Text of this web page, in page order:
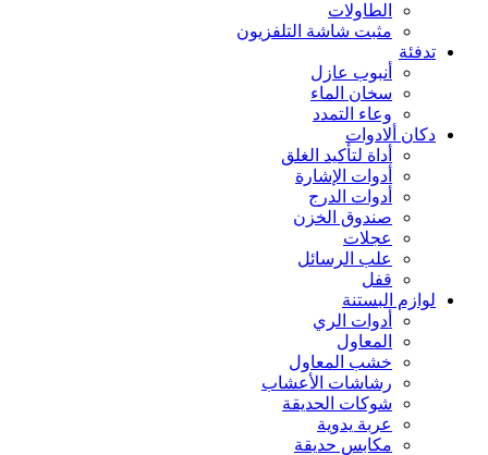
الطاولات
مثبت شاشة التلفزيون
تدفئة
أنبوب عازل
سخان الماء
وعاء التمدد
دكان ألادوات
أداة لتأكيد الغلق
أدوات الإشارة
أدوات الدرج
صندوق الخزن
عجلات
علب الرسائل
قفل
لوازم البستنة
أدوات الري
المعاول
خشب المعاول
رشاشات الأعشاب
شوكات الحديقة
عربة يدوية
مكابس حديقة